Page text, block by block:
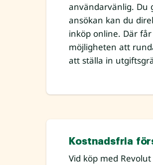
användarvänlig. Du
ansökan kan du
inköp online. Där
möjligheten att
att ställa in
Kostnadsfria
Vid köp med